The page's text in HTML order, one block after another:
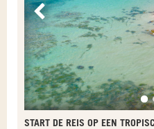
Vorige
START DE REIS OP EEN